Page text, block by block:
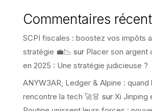
Commentaires
SCPI fiscales : boostez vos impôts
stratégie 💼📉 sur Placer son argent
en 2025 : Une stratégie judicieuse ?
ANYW3AR, Ledger & Alpine : quand
rencontre la tech 🚀👗 sur Xi Jinping